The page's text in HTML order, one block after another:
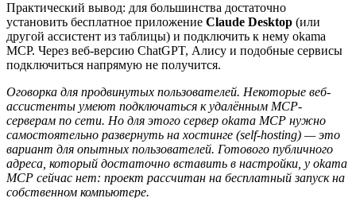
Практический вывод: для большинства достаточно
установить бесплатное приложение Claude Desktop (или
другой ассистент из таблицы) и подключить к нему okama
MCP. Через веб-версию ChatGPT, Алису и подобные сервисы
подключиться напрямую не получится.
Оговорка для продвинутых пользователей. Некоторые веб-
ассистенты умеют подключаться к удалённым MCP-
серверам по сети. Но для этого сервер okama MCP нужно
самостоятельно развернуть на хостинге (self-hosting) — это
вариант для опытных пользователей. Готового публичного
адреса, который достаточно вставить в настройки, у okama
MCP сейчас нет: проект рассчитан на бесплатный запуск на
собственном компьютере.